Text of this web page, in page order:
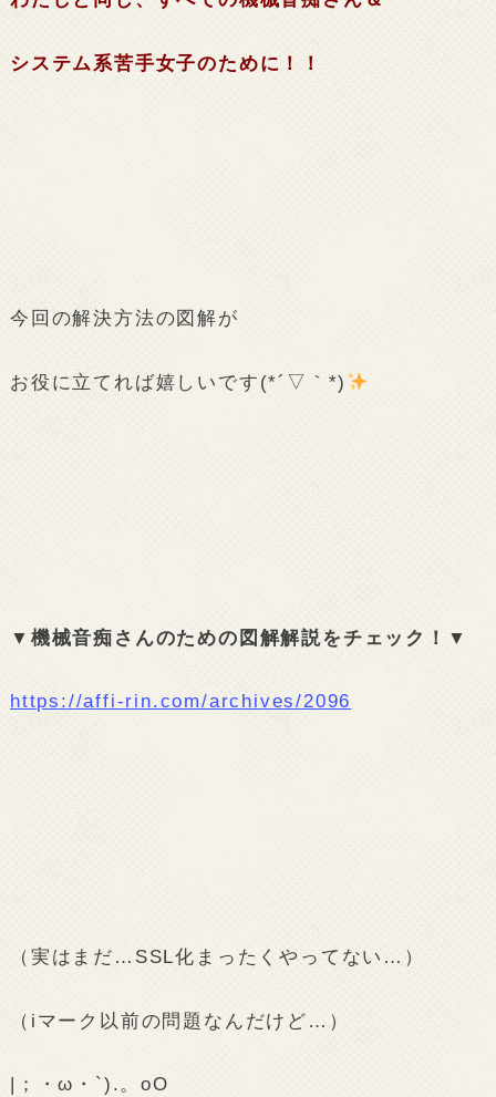
システム系苦手女子のために！！
今回の解決方法の図解が
お役に立てれば嬉しいです(*´▽｀*)
▼機械音痴さんのための図解解説をチェック！▼
https://affi-rin.com/archives/2096
（実はまだ…SSL化まったくやってない…）
（iマーク以前の問題なんだけど…）
|；・ω・`).。oO